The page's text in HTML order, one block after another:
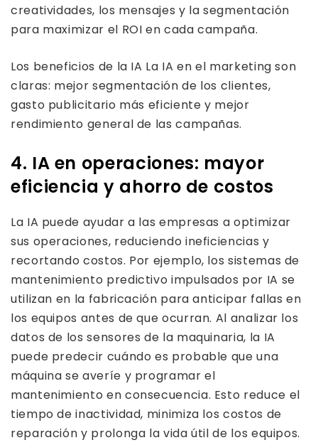
creatividades, los mensajes y la segmentación
para maximizar el ROI en cada campaña.
Los beneficios de la IA La IA en el marketing son
claras: mejor segmentación de los clientes,
gasto publicitario más eficiente y mejor
rendimiento general de las campañas.
4. IA en operaciones: mayor
eficiencia y ahorro de costos
La IA puede ayudar a las empresas a optimizar
sus operaciones, reduciendo ineficiencias y
recortando costos. Por ejemplo, los sistemas de
mantenimiento predictivo impulsados ​​por IA se
utilizan en la fabricación para anticipar fallas en
los equipos antes de que ocurran. Al analizar los
datos de los sensores de la maquinaria, la IA
puede predecir cuándo es probable que una
máquina se averíe y programar el
mantenimiento en consecuencia. Esto reduce el
tiempo de inactividad, minimiza los costos de
reparación y prolonga la vida útil de los equipos.